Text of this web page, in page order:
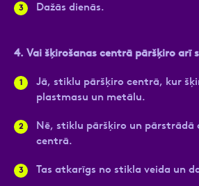
Dažās dienās.
4. Vai šķirošanas centrā pāršķiro arī
Jā, stiklu pāršķiro centrā, kur
plastmasu un metālu.
Nē, stiklu pāršķiro un pārstrādā
centrā.
Tas atkarīgs no stikla veida un